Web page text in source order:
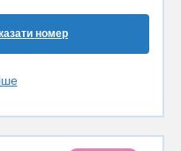
номер